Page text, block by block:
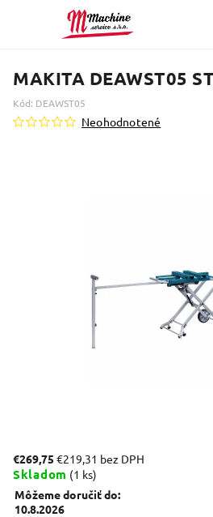
MAKITA DEAWST05
Kód: DEAWST05
Neohodnotené
€269,75 €219,31 bez DPH
Skladom (1 ks)
Môžeme doručiť do:
10.8.2026